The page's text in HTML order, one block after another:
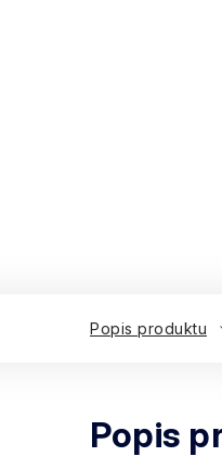
Popis produktu
Popis